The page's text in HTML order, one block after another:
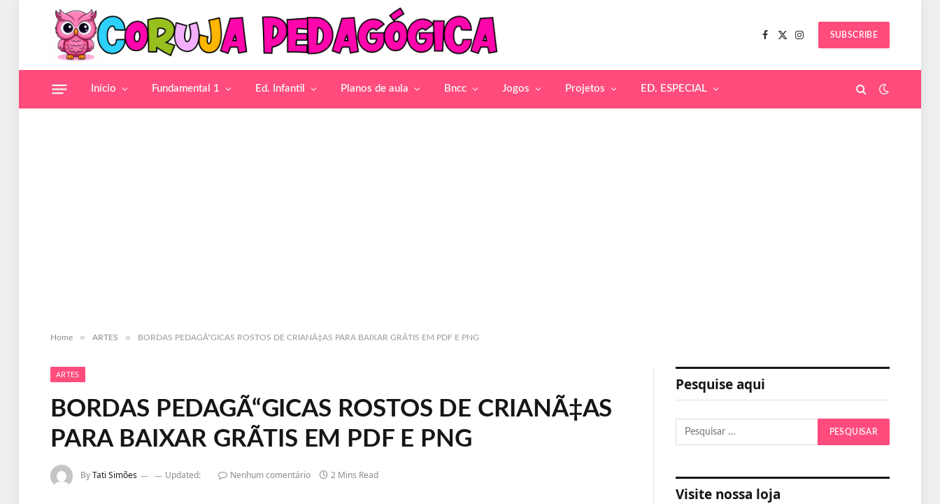
Facebook
X
Instagram
SUBSCRIBE
Início Fundamental 1 Ed. Infantil Planos de aula Bncc Jogos Projetos ED. ESPECIAL
Home » ARTES » BORDAS PEDAGÃ“GICAS ROSTOS DE CRIANÃ‡AS PARA BAIXAR GRÃTIS EM PDF E PNG
ARTES
BORDAS PEDAGÃ“GICAS ROSTOS DE CRIANÃ‡AS
PARA BAIXAR GRÃTIS EM PDF E PNG
ByTati Simões Updated: Nenhum comentário 2 Mins Read
Pesquise aqui
Visite nossa loja